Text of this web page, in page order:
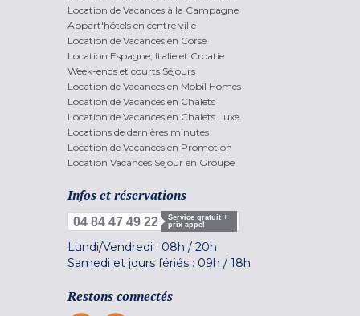
Location de Vacances à la Campagne
Appart'hôtels en centre ville
Location de Vacances en Corse
Location Espagne, Italie et Croatie
Week-ends et courts Séjours
Location de Vacances en Mobil Homes
Location de Vacances en Chalets
Location de Vacances en Chalets Luxe
Locations de dernières minutes
Location de Vacances en Promotion
Location Vacances Séjour en Groupe
Infos et réservations
04 84 47 49 22
Service gratuit +
prix appel
Lundi/Vendredi : 08h / 20h
Samedi et jours fériés : 09h / 18h
Restons connectés